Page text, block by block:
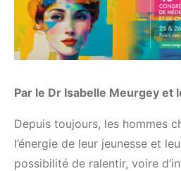
Par le Dr Isabelle Meurgey et
Depuis toujours, les hommes
l’énergie de leur jeunesse et
possibilité de ralentir, voire